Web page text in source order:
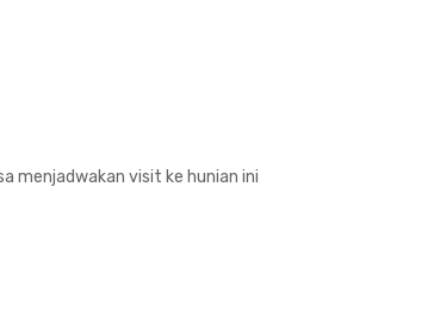
menjadwakan visit ke hunian ini